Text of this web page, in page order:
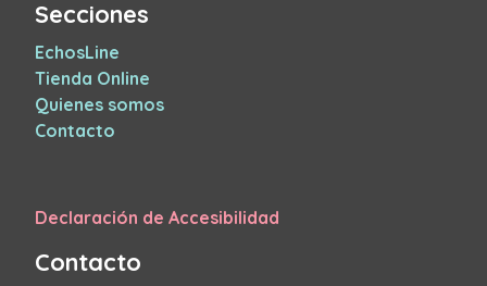
Secciones
EchosLine
Tienda Online
Quienes somos
Contacto
Declaración de Accesibilidad
Contacto